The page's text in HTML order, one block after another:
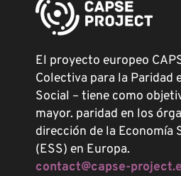
El proyecto europeo
Colectiva para la Paridad
Social – tiene como
mayor. paridad en los
dirección de la Economía
(ESS) en Europa.
contact@capse-